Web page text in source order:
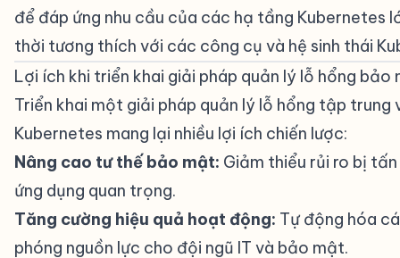
để đáp ứng nhu cầu của các hạ tầng Kubernetes
thời tương thích với các công cụ và hệ sinh thái
Lợi ích khi triển khai giải pháp quản lý lỗ hổng
Triển khai một giải pháp quản lý lỗ hổng tập trung
Kubernetes mang lại nhiều lợi ích chiến lược:
Nâng cao tư thế bảo mật: Giảm thiểu rủi ro bị
ứng dụng quan trọng.
Tăng cường hiệu quả hoạt động: Tự động hóa
phóng nguồn lực cho đội ngũ IT và bảo mật.